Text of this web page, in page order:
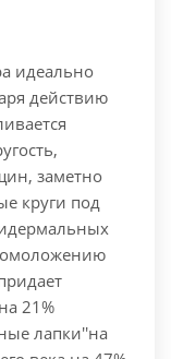
идеально
действию
заметно
круги под
омоложению
21%
лапки''на